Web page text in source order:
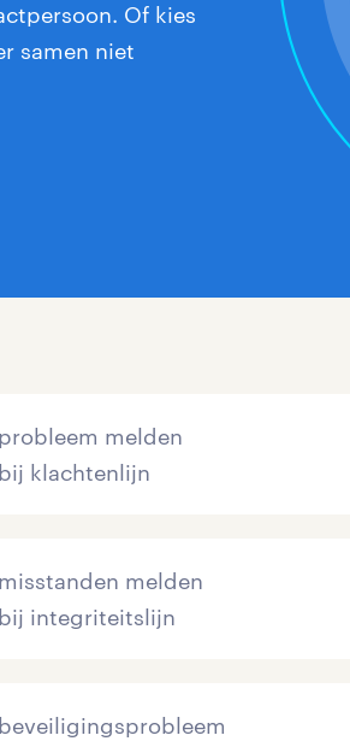
Of kies
samen niet
probleem melden
bij klachtenlijn
misstanden melden
bij integriteitslijn
beveiligingsprobleem